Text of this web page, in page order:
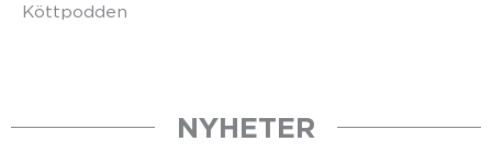
Köttpodden
NYHETER